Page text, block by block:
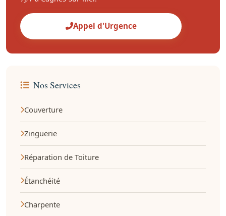
Appel d'Urgence
Nos Services
Couverture
Zinguerie
Réparation de Toiture
Étanchéité
Charpente